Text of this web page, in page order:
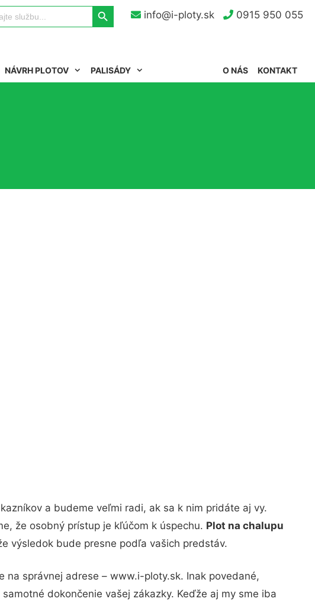
info@i-ploty.sk 0915 950 055
Search Button
NÁVRH PLOTOV PALISÁDY KONTAKT
O NÁS
a budeme veľmi radi, ak sa k nim pridáte aj vy.
že osobný prístup je kľúčom k úspechu. Plot na chalupu
výsledok bude presne podľa vašich predstáv.
správnej adrese – www.i-ploty.sk. Inak povedané,
dokončenie vašej zákazky. Keďže aj my sme iba